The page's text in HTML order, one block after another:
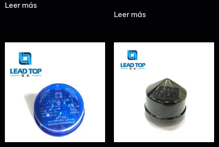
Leer más
Leer más